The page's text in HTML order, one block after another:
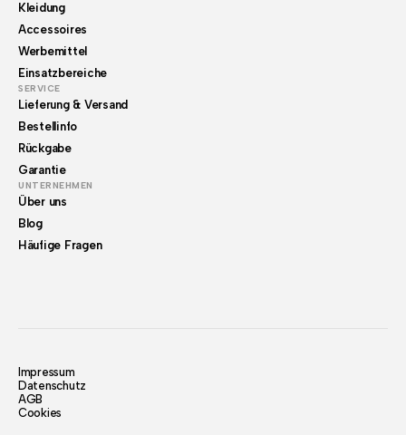
Kleidung
Accessoires
Werbemittel
Einsatzbereiche
SERVICE
Lieferung & Versand
Bestellinfo
Rückgabe
Garantie
UNTERNEHMEN
Über uns
Blog
Häufige Fragen
Impressum
Datenschutz
AGB
Cookies